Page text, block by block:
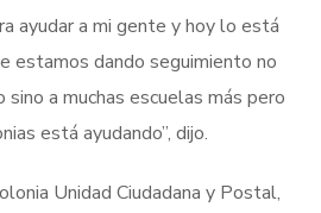
ayudar a mi gente y hoy lo está
estamos dando seguimiento no
sino a muchas escuelas más pero
está ayudando”, dijo.
Unidad Ciudadana y Postal,